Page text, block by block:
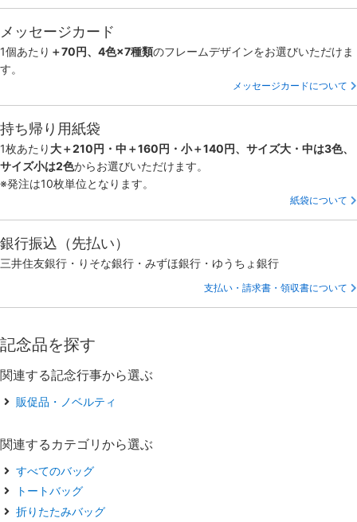
メッセージカード
1個あたり ＋70円、4色×7種類のフレームデザインをお選びいただけま
す。
メッセージカードについて
持ち帰り用紙袋
1枚あたり 大＋210円・中＋160円・小＋140円、サイズ大・中は3色、
サイズ小は2色からお選びいただけます。
※発注は10枚単位となります。
紙袋について
銀行振込（先払い）
三井住友銀行・りそな銀行・みずほ銀行・ゆうちょ銀行
支払い・請求書・領収書について
記念品を探す
関連する記念行事から選ぶ
販促品・ノベルティ
関連するカテゴリから選ぶ
すべてのバッグ
トートバッグ
折りたたみバッグ